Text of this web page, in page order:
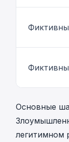
Основные
легитимном